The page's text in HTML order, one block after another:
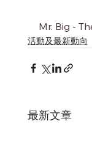
Mr. Big -
活動及最新動向
最新文章